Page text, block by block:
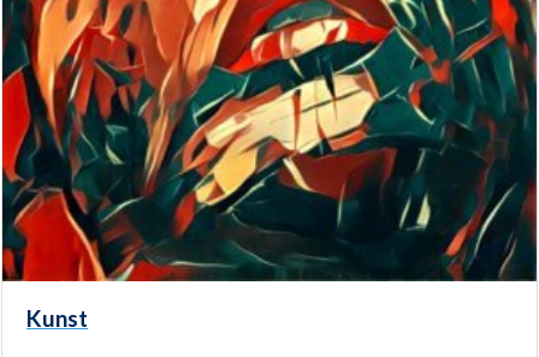
Kunst